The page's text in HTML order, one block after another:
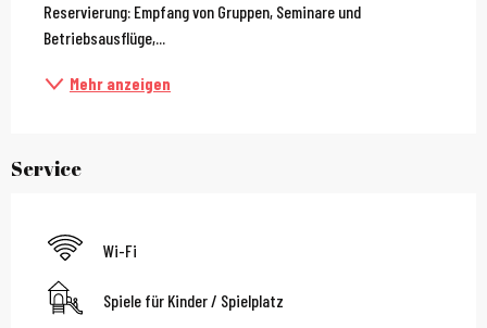
Reservierung: Empfang von Gruppen, Seminare und
Betriebsausflüge,...
Mehr anzeigen
Service
Wi-Fi
Spiele für Kinder / Spielplatz